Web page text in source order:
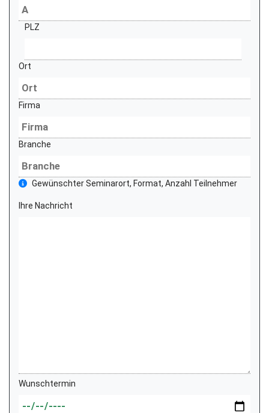
PLZ
Ort
Firma
Branche
Gewünschter Seminarort, Format, Anzahl Teilnehmer
Ihre Nachricht
Wunschtermin